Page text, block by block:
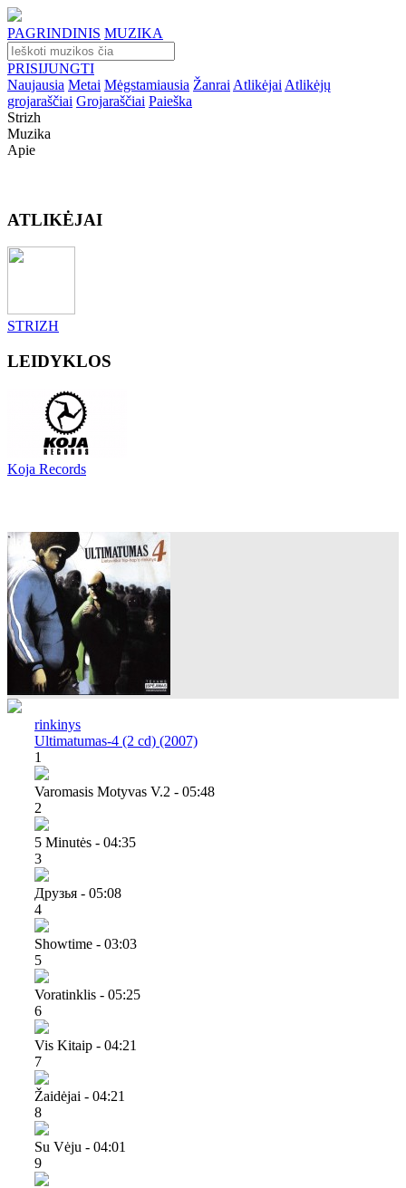
PAGRINDINIS MUZIKA
PRISIJUNGTI
Naujausia Metai Mėgstamiausia Žanrai Atlikėjai Atlikėjų
grojaraščiai Grojaraščiai Paieška
Strizh
Muzika
Apie
ATLIKĖJAI
STRIZH
LEIDYKLOS
Koja Records
rinkinys
Ultimatumas-4 (2 cd) (2007)
1
Varomasis Motyvas V.2 - 05:48
2
5 Minutės - 04:35
3
Друзья - 05:08
4
Showtime - 03:03
5
Voratinklis - 05:25
6
Vis Kitaip - 04:21
7
Žaidėjai - 04:21
8
Su Vėju - 04:01
9